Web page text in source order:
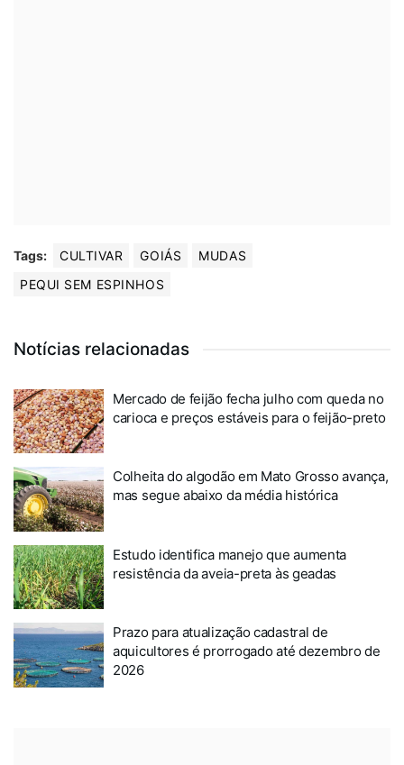
Tags: CULTIVAR GOIÁS
MUDAS
PEQUI SEM ESPINHOS
Notícias relacionadas
Mercado de feijão fecha julho com queda no
carioca e preços estáveis para o feijão-preto
Colheita do algodão em Mato Grosso avança,
mas segue abaixo da média histórica
Estudo identifica manejo que aumenta
resistência da aveia-preta às geadas
Prazo para atualização cadastral de
aquicultores é prorrogado até dezembro de
2026